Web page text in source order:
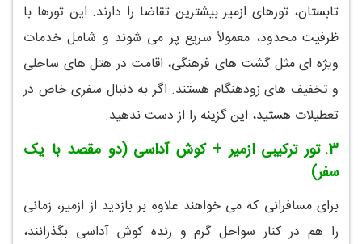
تابستان، تورهای ازمیر بیشترین تقاضا را دارند. این تورها با
ظرفیت محدود، معمولاً سریع پر می شوند و شامل خدمات
ویژه ای مثل گشت های فرهنگی، اقامت در هتل های ساحلی
و تخفیف های زودهنگام هستند. اگر به دنبال سفری خاص در
تعطیلات هستید، این گزینه را از دست ندهید.
3. تور ترکیبی ازمیر + کوش آداسی (دو مقصد با یک
سفر)
برای مسافرانی که می خواهند علاوه بر بازدید از ازمیر، زمانی
را هم در کنار سواحل گرم و زنده کوش آداسی بگذرانند،